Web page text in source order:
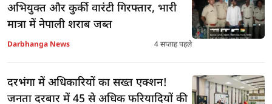
अभियुक्त और कुर्की वारंटी गिरफ्तार, भारी
मात्रा में नेपाली शराब जब्त
Darbhanga News 4 सप्ताह पहले
दरभंगा में अधिकारियों का सख्त एक्शन!
जनता दरबार में 45 से अधिक फरियादियों की